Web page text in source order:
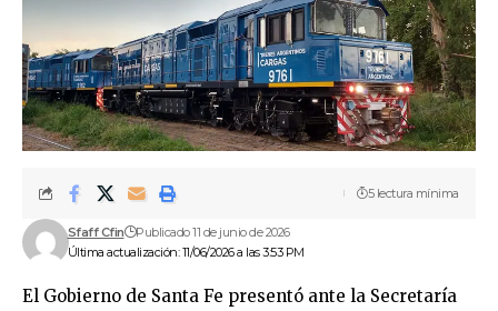
Última actualización: 11/06/2026 a las 3:53 PM
Sfaff Cfin Publicado 11 de junio de 2026
5 lectura mínima
El Gobierno de Santa Fe presentó ante la Secretaría